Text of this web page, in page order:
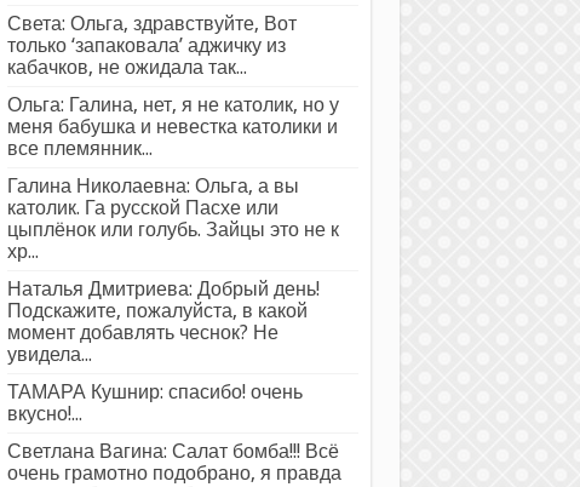
Света: Ольга, здравствуйте, Вот
только ‘запаковала’ аджичку из
кабачков, не ожидала так...
Ольга: Галина, нет, я не католик, но у
меня бабушка и невестка католики и
все племянник...
Галина Николаевна: Ольга, а вы
католик. Га русской Пасхе или
цыплёнок или голубь. Зайцы это не к
хр...
Наталья Дмитриева: Добрый день!
Подскажите, пожалуйста, в какой
момент добавлять чеснок? Не
увидела...
ТАМАРА Кушнир: спасибо! очень
вкусно!...
Светлана Вагина: Салат бомба!!! Всё
очень грамотно подобрано, я правда